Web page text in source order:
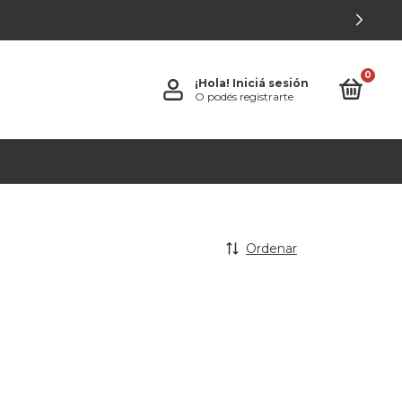
¡Hola! Iniciá sesión
O podés registrarte
0
Ordenar